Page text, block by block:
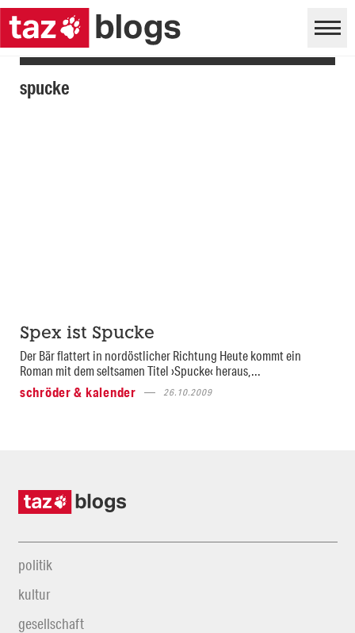
spucke
Spex ist Spucke
Der Bär flattert in nordöstlicher Richtung Heute kommt ein
Roman mit dem seltsamen Titel ›Spucke‹ heraus,...
schröder & kalender
26.10.2009
politik
kultur
gesellschaft